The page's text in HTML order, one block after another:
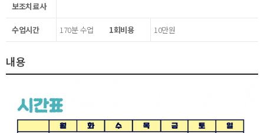
보조치료사
수업시간 170분 수업 1회비용 10만원
내용